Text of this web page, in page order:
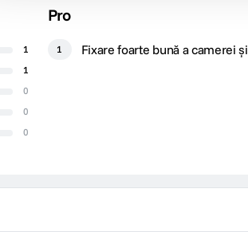
1
1
0
0
0
Pro
1
Fixare foarte bună a camerei și